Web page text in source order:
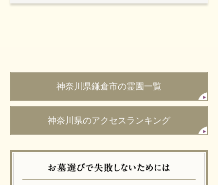
神奈川県鎌倉市の霊園一覧
神奈川県のアクセスランキング